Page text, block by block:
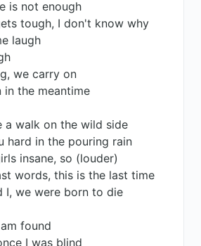
is not enough
tough, I don't know why
laugh
we carry on
in the meantime
a walk on the wild side
hard in the pouring rain
insane, so (louder)
words, this is the last time
I, we were born to die
found
I was blind